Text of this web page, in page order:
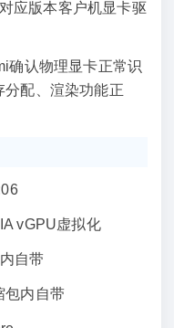
应版本客户机显卡驱
确认物理显卡正常识
分配、渲染功能正
vGPU虚拟化
自带
包内自带